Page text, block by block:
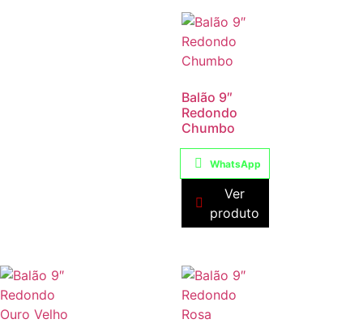
Balão 9″
Redondo
Chumbo
WhatsApp
Ver
produto